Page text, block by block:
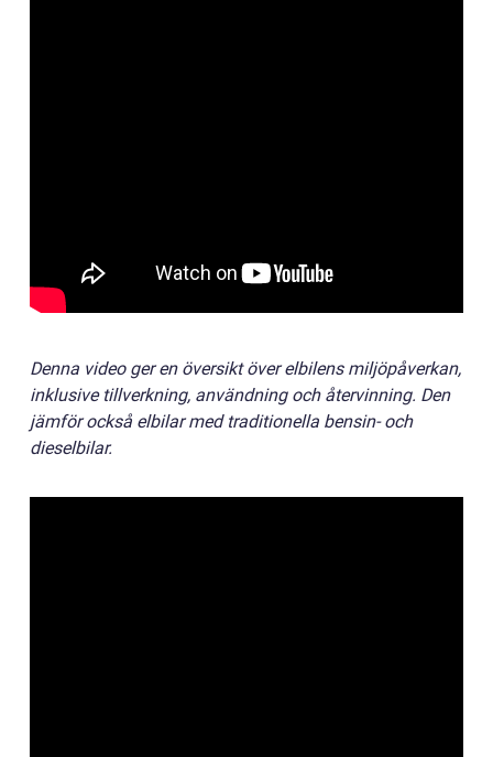
Denna video ger en översikt över elbilens miljöpåverkan,
inklusive tillverkning, användning och återvinning. Den
jämför också elbilar med traditionella bensin- och
dieselbilar.